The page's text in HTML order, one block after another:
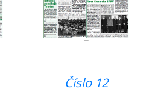
Číslo 12